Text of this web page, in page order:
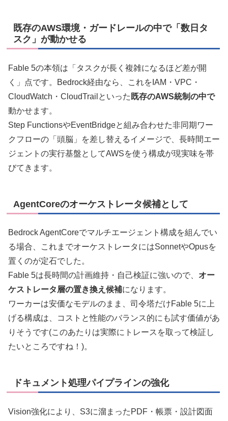
既存のAWS環境・ガードレールの中で「数日タ
スク」が動かせる
Fable 5の本領は「タスクが長く複雑になるほど差が開
く」点です。Bedrock経由なら、これをIAM・VPC・
CloudWatch・CloudTrailといった 既存のAWS統制の中で
動かせます。
Step FunctionsやEventBridgeと組み合わせた非同期ワー
クフローの「頭脳」を差し替えるイメージで、長時間エー
ジェントの実行基盤としてAWSを使う構成が現実味を帯
びてきます。
AgentCoreのオーケストレータ候補として
Bedrock AgentCoreでマルチエージェント構成を組んでい
る場合、これまでオーケストレータにはSonnetやOpusを
置くのが定石でした。
Fable 5は長時間の計画維持・自己検証に強いので、 オー
ケストレータ層の置き換え候補になります。
ワーカーは安価なモデルのまま、司令塔だけFable 5に上
げる構成は、コストと性能のバランス的にも試す価値があ
りそうです(このあたりは実際にトレースを取って検証し
たいところですね！)。
ドキュメント処理パイプラインの強化
Vision強化により、S3に溜まったPDF・帳票・設計図面